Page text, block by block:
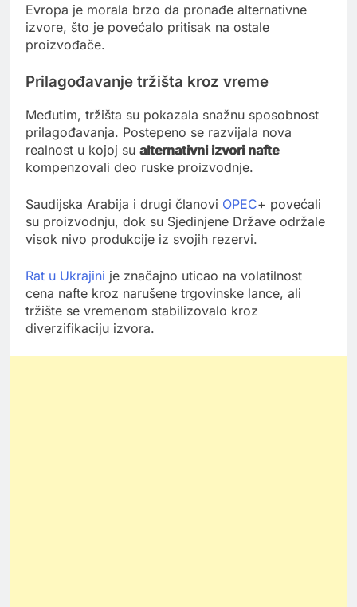
Evropa je morala brzo da pronađe alternativne
izvore, što je povećalo pritisak na ostale
proizvođače.
Prilagođavanje tržišta kroz vreme
Međutim, tržišta su pokazala snažnu sposobnost
prilagođavanja. Postepeno se razvijala nova
realnost u kojoj su alternativni izvori nafte
kompenzovali deo ruske proizvodnje.
Saudijska Arabija i drugi članovi OPEC+ povećali
su proizvodnju, dok su Sjedinjene Države održale
visok nivo produkcije iz svojih rezervi.
Rat u Ukrajini je značajno uticao na volatilnost
cena nafte kroz narušene trgovinske lance, ali
tržište se vremenom stabilizovalo kroz
diverzifikaciju izvora.